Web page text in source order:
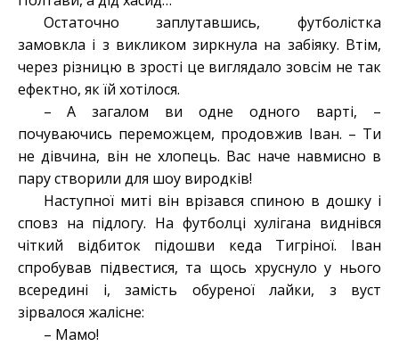
Остаточно заплутавшись, футболістка
замовкла і з викликом зиркнула на забіяку. Втім,
через різницю в зрості це виглядало зовсім не так
ефектно, як їй хотілося.
– А загалом ви одне одного варті, –
почуваючись переможцем, продовжив Іван. – Ти
не дівчина, він не хлопець. Вас наче навмисно в
пару створили для шоу виродків!
Наступної миті він врізався спиною в дошку і
сповз на підлогу. На футболці хулігана виднівся
чіткий відбиток підошви кеда Тигріної. Іван
спробував підвестися, та щось хруснуло у нього
всередині і, замість обуреної лайки, з вуст
зірвалося жалісне:
– Мамо!